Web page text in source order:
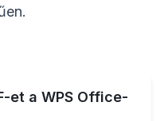
et a WPS Office-